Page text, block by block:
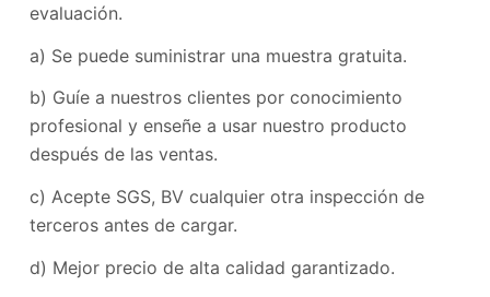
evaluación.
a) Se puede suministrar una muestra gratuita.
b) Guíe a nuestros clientes por conocimiento
profesional y enseñe a usar nuestro producto
después de las ventas.
c) Acepte SGS, BV cualquier otra inspección de
terceros antes de cargar.
d) Mejor precio de alta calidad garantizado.